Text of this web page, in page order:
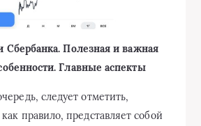
Сбербанка. Полезная и важная
Главные аспекты
следует отметить,
правило, представляет собой